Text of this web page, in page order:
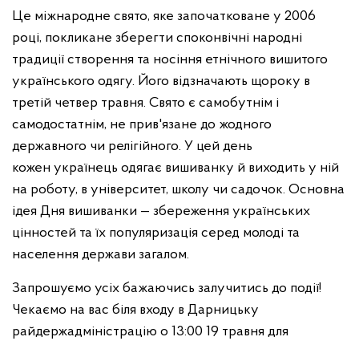
Це міжнародне свято, яке започатковане у 2006
році, покликане зберегти споконвічні народні
традиції створення та носіння етнічного вишитого
українського одягу. Його відзначають щороку в
третій четвер травня. Свято є самобутнім і
самодостатнім, не прив'язане до жодного
державного чи релігійного. У цей день
кожен українець одягає вишиванку й виходить у ній
на роботу, в університет, школу чи садочок. Основна
ідея Дня вишиванки — збереження українських
цінностей та їх популяризація серед молоді та
населення держави загалом.
Запрошуємо усіх бажаючись залучитись до події!
Чекаємо на вас біля входу в Дарницьку
райдержадміністрацію о 13:00 19 травня для